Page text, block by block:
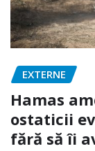
EXTERNE
Hamas
ostaticii
fără să îi